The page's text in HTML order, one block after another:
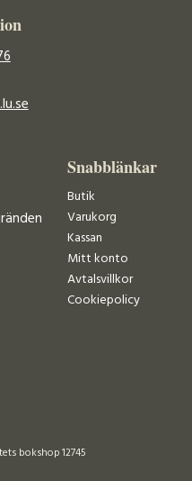
Snabblänkar
Butik
Varukorg
Kassan
Mitt konto
Avtalsvillkor
Cookiepolicy
bokshop 12745